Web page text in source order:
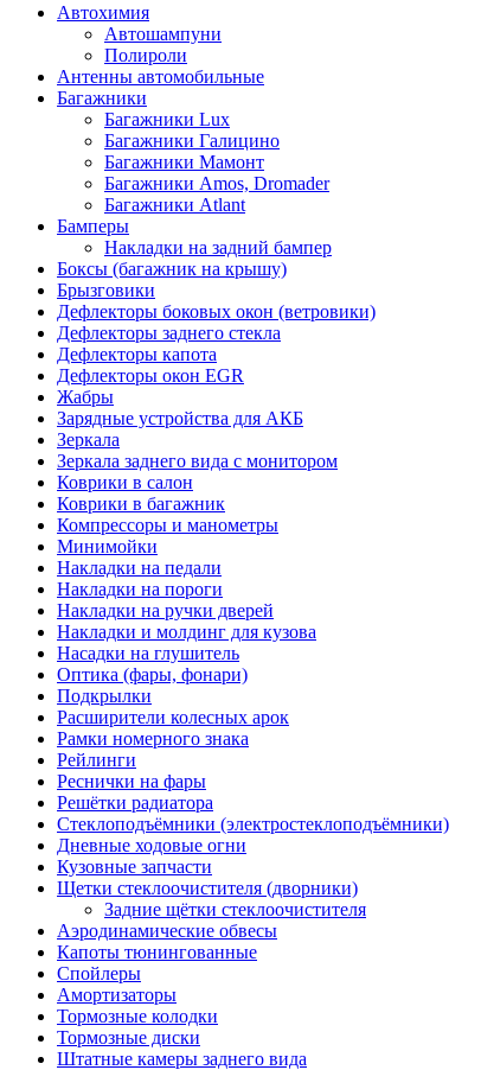
Автохимия
Автошампуни
Полироли
Антенны автомобильные
Багажники
Багажники Lux
Багажники Галицино
Багажники Мамонт
Багажники Amos, Dromader
Багажники Atlant
Бамперы
Накладки на задний бампер
Боксы (багажник на крышу)
Брызговики
Дефлекторы боковых окон (ветровики)
Дефлекторы заднего стекла
Дефлекторы капота
Дефлекторы окон EGR
Жабры
Зарядные устройства для АКБ
Зеркала
Зеркала заднего вида с монитором
Коврики в салон
Коврики в багажник
Компрессоры и манометры
Минимойки
Накладки на педали
Накладки на пороги
Накладки на ручки дверей
Накладки и молдинг для кузова
Насадки на глушитель
Оптика (фары, фонари)
Подкрылки
Расширители колесных арок
Рамки номерного знака
Рейлинги
Реснички на фары
Решётки радиатора
Стеклоподъёмники (электростеклоподъёмники)
Дневные ходовые огни
Кузовные запчасти
Щетки стеклоочистителя (дворники)
Задние щётки стеклоочистителя
Аэродинамические обвесы
Капоты тюнингованные
Спойлеры
Амортизаторы
Тормозные колодки
Тормозные диски
Штатные камеры заднего вида